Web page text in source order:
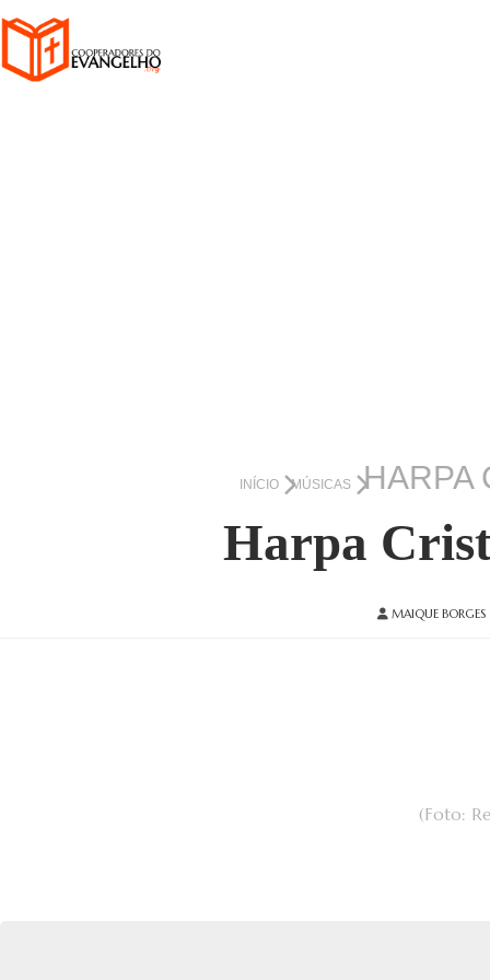
INÍCIO MÚSICAS HARPA
Harpa
MAIQUE BORGES
(Foto: